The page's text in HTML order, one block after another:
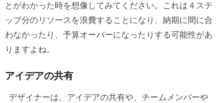
とがわかった時を想像してみてください。これは４ステ
ップ分のリソースを浪費することになり、納期に間に合
わなかったり、予算オーバーになったりする可能性があ
りますよね。
アイデアの共有
デザイナーは、アイデアの共有や、チームメンバーや